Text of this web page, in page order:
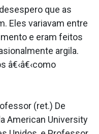
que as
Eles variavam entre
e eram feitos
argila.
â€‹â€‹como
(ret.) De
American University